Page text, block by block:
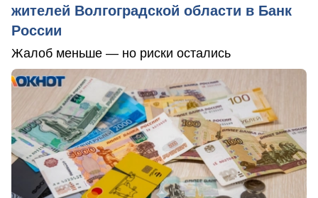
жителей Волгоградской области в Банк
России
Жалоб меньше — но риски остались